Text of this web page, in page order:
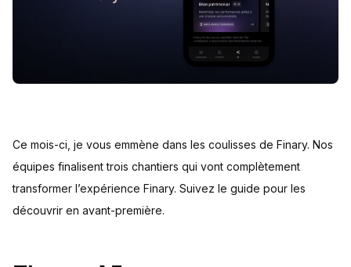
Ce mois-ci, je vous emmène dans les coulisses de Finary. Nos
équipes finalisent trois chantiers qui vont complètement
transformer l’expérience Finary. Suivez le guide pour les
découvrir en avant-première.